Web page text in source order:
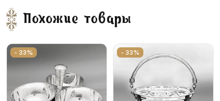
Похожие товары
- 33% - 33%